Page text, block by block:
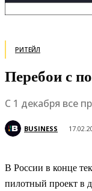
РИТЕЙЛ
Перебои с
С 1 декабря все
BUSINESS
В России в конце
пилотный проект в